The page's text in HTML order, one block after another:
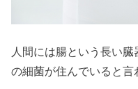
人間には腸という長い
の細菌が住んでいると言